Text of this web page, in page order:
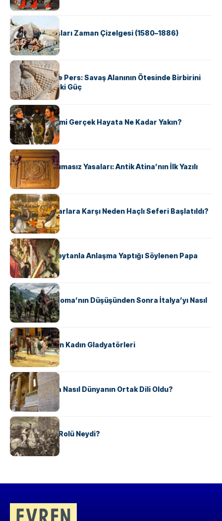
KÜLTÜR
Apache Savaşları Zaman Çizelgesi (1580–1886)
KÜLTÜR
Antik Yunan ve Pers: Savaş Alanının Ötesinde Birbirini
Şekillendiren İki Güç
KÜLTÜR
‘Gladiator’ Filmi Gerçek Hayata Ne Kadar Yakın?
KÜLTÜR
Draco’nun Acımasız Yasaları: Antik Atina’nın İlk Yazılı
Hukuk Kodu
KÜLTÜR
Avrupalı ​​Katharlara Karşı Neden Haçlı Seferi Başlatıldı?
KÜLTÜR
II. Silvester: Şeytanla Anlaşma Yaptığı Söylenen Papa
KÜLTÜR
Ostrogotlar Roma’nın Düşüşünden Sonra İtalya’yı Nasıl
Ele Geçirdi?
KÜLTÜR
Antik Roma’nın Kadın Gladyatörleri
KÜLTÜR
Antik Yunanca Nasıl Dünyanın Ortak Dili Oldu?
KÜLTÜR
Valdensler’in Rolü Neydi?